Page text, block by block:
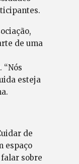
de uma
“Nós
esteja
de
espaço
sobre